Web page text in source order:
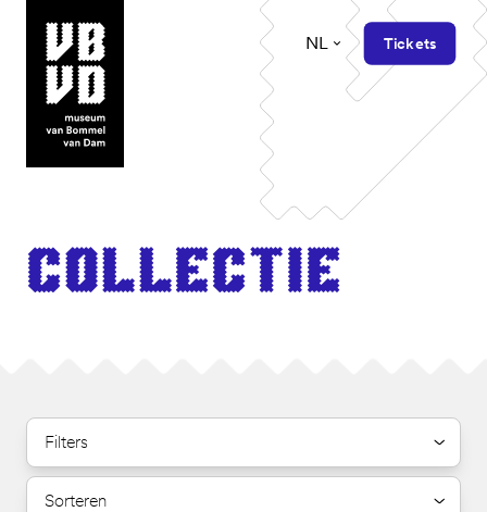
museum van Bommel van Dam
NL Tickets
Col­lec­tie
Filters
Sorteren